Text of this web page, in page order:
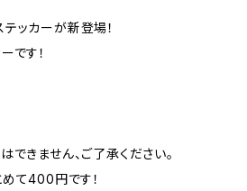
ッカーが新登場！
です！
きません、ご了承ください。
て400円です！